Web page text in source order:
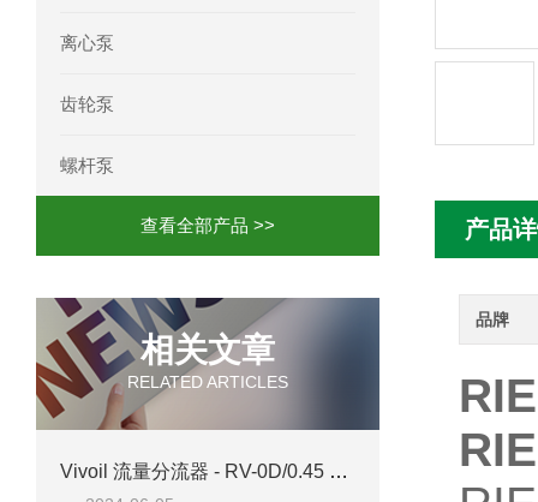
AC-motoren交流电机ACM 160M-4参
AC-MOTOREN电机FCPA 80B-6参数
AC-MOTOREN电机FCPA 71B-2参数
离心泵
齿轮泵
螺杆泵
查看全部产品 >>
相关文章
RELATED ARTICLES
Vivoil 流量分流器 - RV-0D/0.45 x 10 - 5产品介绍
产品
品牌